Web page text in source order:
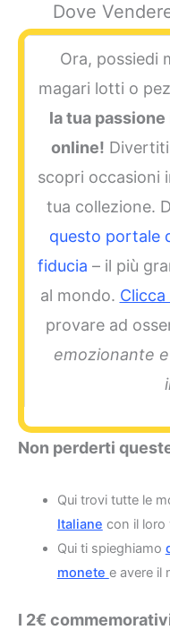
Dove
Ora, possiedi
magari lotti o
la tua
online!
scopri occasioni
tua collezione.
questo portale
fiducia – il più
al mondo. Clicca
provare ad
emozionante
Non perderti
Qui trovi tutte le
Italiane con il loro
Qui ti spieghiamo
monete e avere il
I 2€